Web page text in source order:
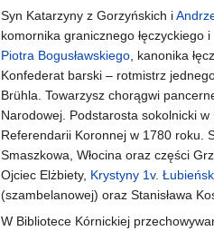
Syn Katarzyny z Gorzyńskich i
komornika granicznego łęczyckiego
Piotra Bogusławskiego, kanonika
Konfederat barski – rotmistrz
Brühla. Towarzysz chorągwi
Narodowej. Podstarosta sokolnicki
Referendarii Koronnej w 1780 roku.
Smaszkowa, Włocina oraz części
Ojciec Elżbiety, Krystyny 1v.
(szambelanowej) oraz Stanisława
W Bibliotece Kórnickiej